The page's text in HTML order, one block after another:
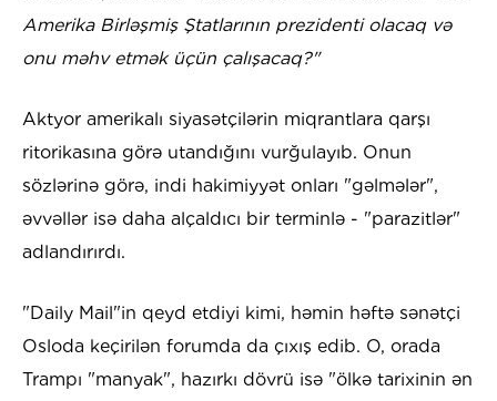
Amerika Birləşmiş Ştatlarının prezidenti olacaq və
onu məhv etmək üçün çalışacaq?"
Aktyor amerikalı siyasətçilərin miqrantlara qarşı
ritorikasına görə utandığını vurğulayıb. Onun
sözlərinə görə, indi hakimiyyət onları "gəlmələr",
əvvəllər isə daha alçaldıcı bir terminlə - "parazitlər"
adlandırırdı.
"Daily Mail"in qeyd etdiyi kimi, həmin həftə sənətçi
Osloda keçirilən forumda da çıxış edib. O, orada
Trampı "manyak", hazırkı dövrü isə "ölkə tarixinin ən